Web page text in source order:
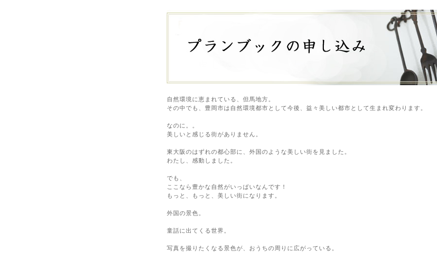
自然環境に恵まれている、但馬地方。
その中でも、豊岡市は自然環境都市として今後、益々美しい都市として生まれ変わります。
なのに。。
美しいと感じる街がありません。
東大阪のはずれの都心部に、外国のような美しい街を見ました。
わたし、感動しました。
でも、
ここなら豊かな自然がいっぱいなんです！
もっと、もっと、美しい街になります。
外国の景色。
童話に出てくる世界。
写真を撮りたくなる景色が、おうちの周りに広がっている。